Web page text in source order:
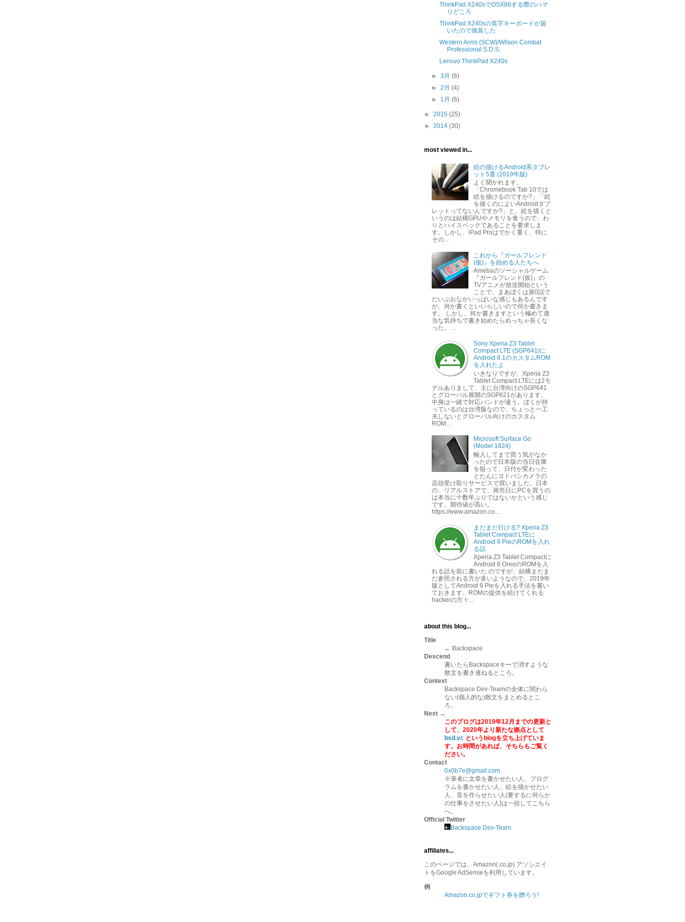
ThinkPad X240sでOSX86する際のハマ
りどころ
ThinkPad X240sの英字キーボードが届
いたので換装した
Western Arms (SCW)/Wilson Combat
Professional S.D.S.
Lenovo ThinkPad X240s
►3月(6)
►2月(4)
► 1月(6)
► 2015 (25)
► 2014 (30)
most viewed in...
絵の描けるAndroid系タブレ
ット5選 (2019年版)
よく聞かれます。
「Chromebook Tab 10では
絵を描けるのですか?」「絵
を描くのによいAndroidタブ
レットってないんですか?」と。絵を描くと
いうのは結構GPUやメモリを食うので、わ
りとハイスペックであることを要求しま
す。しかし、iPad Proはでかく重く、特に
その...
これから『ガールフレンド
(仮)』を始める人たちへ
Amebaのソーシャルゲーム
『ガールフレンド(仮)』の
TVアニメが放送開始という
ことで、まあぼくは第0話で
だいぶおなかいっぱいな感じもあるんです
が、何か書くといいらしいので何か書きま
す。 しかし、何か書きますという極めて適
当な気持ちで書き始めたらめっちゃ長くな
った。 ...
Sony Xperia Z3 Tablet
Compact LTE (SGP641)に
Android 8.1のカスタムROM
を入れたよ
いきなりですが、Xperia Z3
Tablet Compact LTEには2モ
デルありまして、主に台湾向けのSGP641
とグローバル展開のSGP621があります。
中身は一緒で対応バンドが違う。ぼくが持
っているのは台湾版なので、ちょっと一工
夫しないとグローバル向けのカスタム
ROM...
Microsoft Surface Go
(Model 1824)
輸入してまで買う気がなか
ったので日本版の当日在庫
を狙って、日付が変わった
とたんにヨドバシカメラの
店頭受け取りサービスで買いました。日本
の、リアルストアで、発売日にPCを買うの
は本当に十数年ぶりではないかという感じ
です。期待値が高い。
https://www.amazon.co...
まだまだ行ける? Xperia Z3
Tablet Compact LTEに
Android 9 PieのROMを入れ
る話
Xperia Z3 Tablet Compactに
Android 8 OreoのROMを入
れる話を前に書いた のですが、結構まだま
だ参照される方が多いようなので、2019年
版としてAndroid 9 Pieを入れる手法を書い
ておきます。ROMの提供を続けてくれる
hackerの方々...
about this blog...
Title
← Backspace
Descend
書いたらBackspaceキーで消すような
散文を書き連ねるところ。
Context
Backspace Dev-Teamの全体に関わら
ない(個人的な)散文をまとめるとこ
ろ。
Next →
このブログは2019年12月までの更新と
して、2020年より新たな拠点として
bsd.vc というblogを立ち上げていま
す。お時間があれば、そちらもご覧く
ださい。
Contact
0x0b7e@gmail.com
※筆者に文章を書かせたい人、プログ
ラムを書かせたい人、絵を描かせたい
人、音を作らせたい人(要するに何らか
の仕事をさせたい人)は一括してこちら
へ。
Official Twitter
Backspace Dev-Team
affiliates...
このページでは、Amazon(.co.jp) アソシエイ
トをGoogle AdSenseを利用しています。
例
Amazon.co.jpでギフト券を贈ろう!